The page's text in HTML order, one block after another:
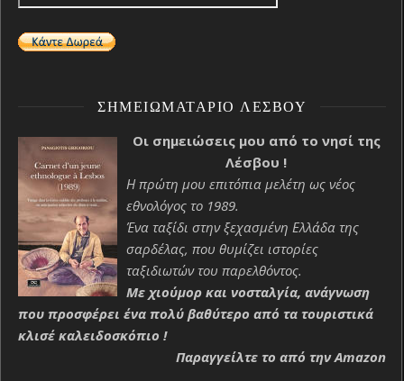
ΣΗΜΕΙΩΜΑΤΆΡΙΟ ΛΈΣΒΟΥ
Οι σημειώσεις μου από το νησί της
Λέσβου !
Η πρώτη μου επιτόπια μελέτη ως νέος
εθνολόγος το 1989.
Ένα ταξίδι στην ξεχασμένη Ελλάδα της
σαρδέλας, που θυμίζει ιστορίες
ταξιδιωτών του παρελθόντος.
Με χιούμορ και νοσταλγία, ανάγνωση
που προσφέρει ένα πολύ βαθύτερο από τα τουριστικά
κλισέ καλειδοσκόπιο !
Παραγγείλτε το από την Amazon